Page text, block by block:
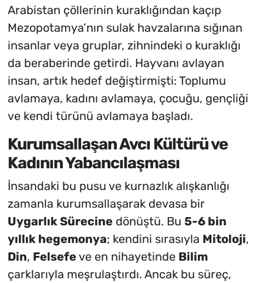
Arabistan çöllerinin kuraklığından kaçıp
Mezopotamya’nın sulak havzalarına sığınan
insanlar veya gruplar, zihnindeki o kuraklığı
da beraberinde getirdi. Hayvanı avlayan
insan, artık hedef değiştirmişti: Toplumu
avlamaya, kadını avlamaya, çocuğu, gençliği
ve kendi türünü avlamaya başladı.
Kurumsallaşan Avcı Kültürü ve
Kadının Yabancılaşması
İnsandaki bu pusu ve kurnazlık alışkanlığı
zamanla kurumsallaşarak devasa bir
Uygarlık Sürecinedönüştü. Bu 5-6 bin
yıllık hegemonya; kendini sırasıyla Mitoloji,
Din, Felsefeve en nihayetinde Bilim
çarklarıyla meşrulaştırdı. Ancak bu süreç,